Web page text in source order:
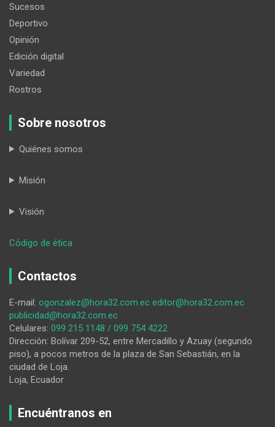
Sucesos
Deportivo
Opinión
Edición digital
Variedad
Rostros
Sobre nosotros
Quiénes somos
Misión
Visión
Código de ética
del
fronterizo
en
La
Balsa
dejó
en
Contactos
E-mail: ogonzalez@hora32.com.ec editor@hora32.com.ec
publicidad@hora32.com.ec
Celulares: 099 215 1148 / 099 754 4222
Dirección: Bolívar 209-52, entre Mercadillo y Azuay (segundo
piso), a pocos metros de la plaza de San Sebastián, en la
ciudad de Loja.
Loja, Ecuador
Encuéntranos en